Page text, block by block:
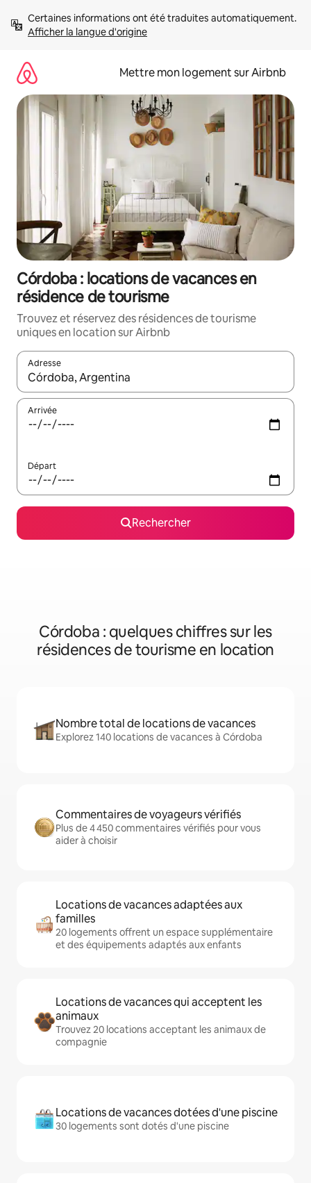
directement
Afficher la langue d'origine
Mettre mon logement sur Airbnb
Córdoba : locations de vacances en
résidence de tourisme
Trouvez et réservez des résidences de tourisme
uniques en location sur Airbnb
Adresse
Lorsque les résultats s'affichent, utilisez les flèches vers le
Arrivée
Départ
Rechercher
Córdoba : quelques chiffres sur les
résidences de tourisme en location
Nombre total de locations de vacances
Explorez 140 locations de vacances à Córdoba
Commentaires de voyageurs vérifiés
Plus de 4 450 commentaires vérifiés pour vous
aider à choisir
Locations de vacances adaptées aux
familles
20 logements offrent un espace supplémentaire
et des équipements adaptés aux enfants
Locations de vacances qui acceptent les
animaux
Trouvez 20 locations acceptant les animaux de
compagnie
Locations de vacances dotées d'une piscine
30 logements sont dotés d'une piscine